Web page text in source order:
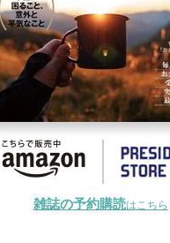
雑誌の予約購読はこちら